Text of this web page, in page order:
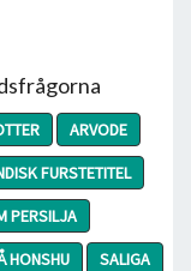
ARVODE
FURSTETITEL
PERSILJA
HONSHU
SALIGA